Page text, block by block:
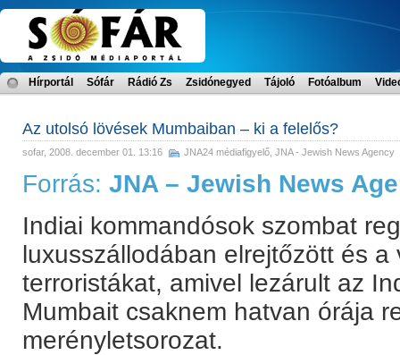
Hírportál Sófár Rádió Zs Zsidónegyed Tájoló Fotóalbum
Az utolsó lövések Mumbaiban – ki a felelős?
sofar, 2008. december 01. 13:16 JNA24 médiafigyelő JNA - Jewish News Agency
Forrás: JNA – Jewish News
Indiai kommandósok szombat
luxusszállodában elrejtőzött és a
terroristákat, amivel lezárult az
Mumbait csaknem hatvan órája
merényletsorozat.